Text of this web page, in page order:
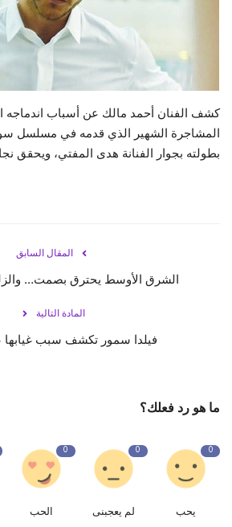
كشف الفنان أحمد مالك عن أسباب اندماجه
المشاجرة الشهير الذي قدمه في مسلسل
بطولته بجوار الفنانة هدى المفتي، ويحقق
المقال السابق
الشرق الأوسط يحترق بصمت…
المادة التالية
فيلدا سمور تكشف سبب
ما هو رد فعلك؟
0
يحب
0
لم يعجبنى
0
الحب